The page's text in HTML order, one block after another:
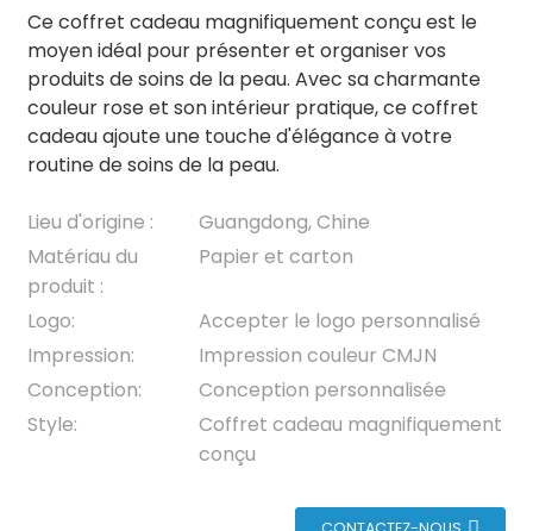
Ce coffret cadeau magnifiquement conçu est le
moyen idéal pour présenter et organiser vos
produits de soins de la peau. Avec sa charmante
couleur rose et son intérieur pratique, ce coffret
cadeau ajoute une touche d'élégance à votre
routine de soins de la peau.
Lieu d'origine :
Guangdong, Chine
Matériau du
produit :
Papier et carton
Logo:
Accepter le logo personnalisé
Impression:
Impression couleur CMJN
Conception:
Conception personnalisée
Style:
Coffret cadeau magnifiquement
conçu